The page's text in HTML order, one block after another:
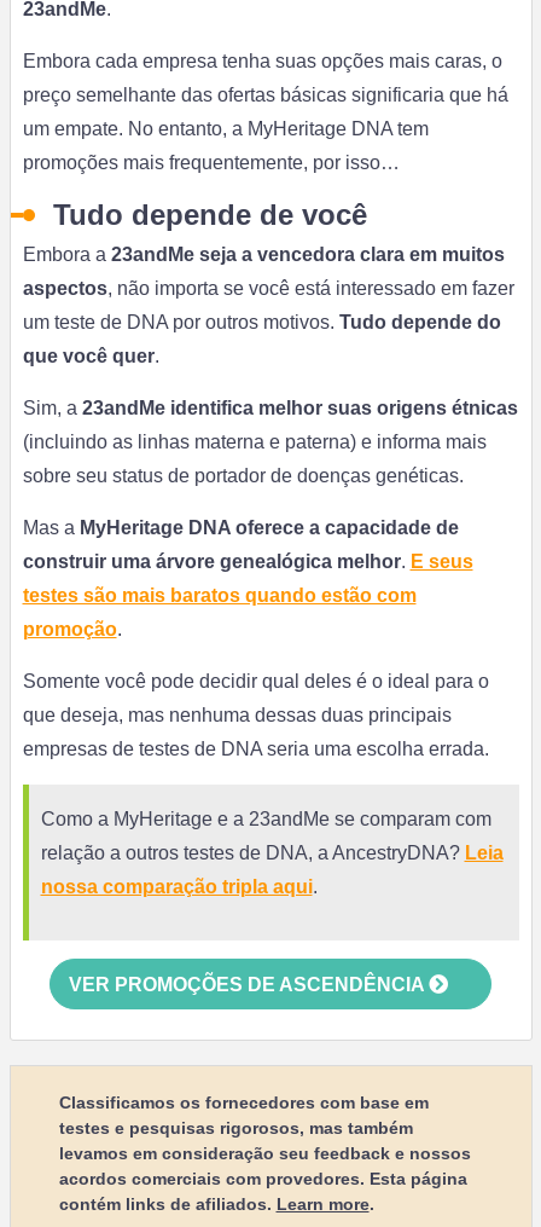
23andMe.
Embora cada empresa tenha suas opções mais caras, o
preço semelhante das ofertas básicas significaria que há
um empate. No entanto, a MyHeritage DNA tem
promoções mais frequentemente, por isso…
Tudo depende de você
Embora a 23andMe seja a vencedora clara em muitos
aspectos, não importa se você está interessado em fazer
um teste de DNA por outros motivos. Tudo depende do
que você quer.
Sim, a 23andMe identifica melhor suas origens étnicas
(incluindo as linhas materna e paterna) e informa mais
sobre seu status de portador de doenças genéticas.
Mas a MyHeritage DNA oferece a capacidade de
construir uma árvore genealógica melhor. E seus
testes são mais baratos quando estão com
promoção.
Somente você pode decidir qual deles é o ideal para o
que deseja, mas nenhuma dessas duas principais
empresas de testes de DNA seria uma escolha errada.
Como a MyHeritage e a 23andMe se comparam com
relação a outros testes de DNA, a AncestryDNA? Leia
nossa comparação tripla aqui.
VER PROMOÇÕES DE ASCENDÊNCIA
Classificamos os fornecedores com base em
testes e pesquisas rigorosos, mas também
levamos em consideração seu feedback e nossos
acordos comerciais com provedores. Esta página
contém links de afiliados. Learn more.